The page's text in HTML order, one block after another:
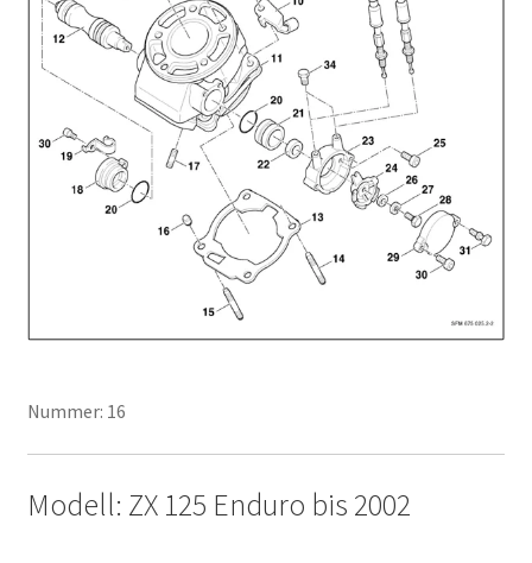
Nummer: 16
Modell: ZX 125 Enduro bis 2002